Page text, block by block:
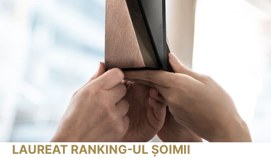
LAUREAT RANKING-UL ȘOIMII